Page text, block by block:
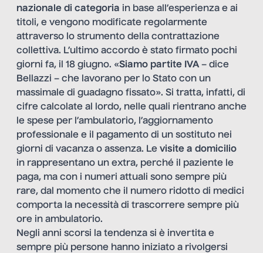
nazionale di categoria in base all’esperienza e ai
titoli, e vengono modificate regolarmente
attraverso lo strumento della contrattazione
collettiva. L’ultimo accordo è stato firmato pochi
giorni fa, il 18 giugno. «Siamo partite IVA – dice
Bellazzi – che lavorano per lo Stato con un
massimale di guadagno fissato». Si tratta, infatti, di
cifre calcolate al lordo, nelle quali rientrano anche
le spese per l’ambulatorio, l’aggiornamento
professionale e il pagamento di un sostituto nei
giorni di vacanza o assenza. Le visite a domicilio
in rappresentano un extra, perché il paziente le
paga, ma con i numeri attuali sono sempre più
rare, dal momento che il numero ridotto di medici
comporta la necessità di trascorrere sempre più
ore in ambulatorio.
Negli anni scorsi la tendenza si è invertita e
sempre più persone hanno iniziato a rivolgersi